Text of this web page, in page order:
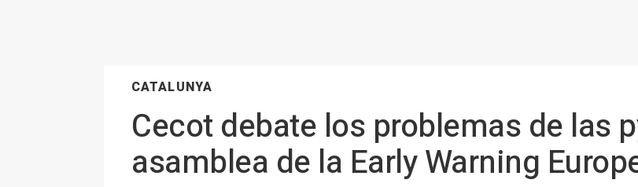
CATALUNYA
Cecot debate los problemas de las
asamblea de la Early Warning